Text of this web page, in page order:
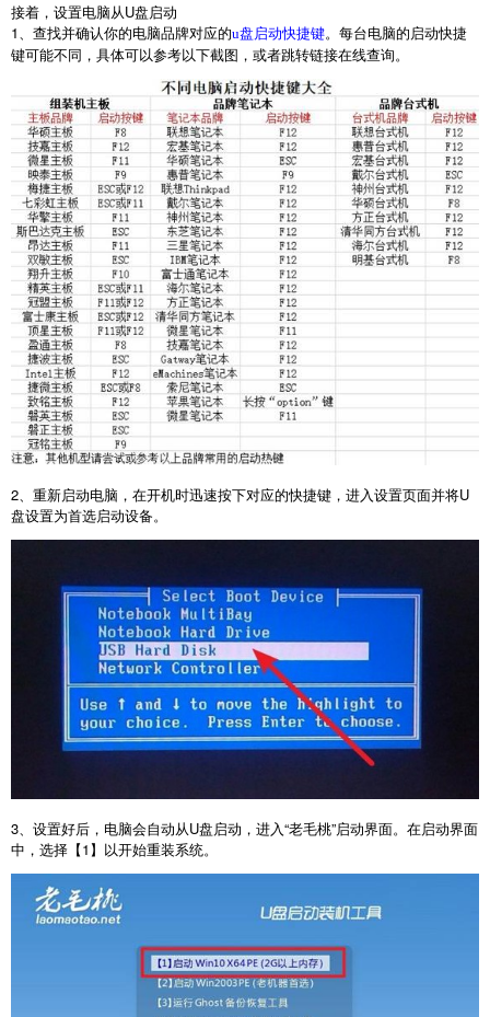
接着，设置电脑从U盘启动
1、查找并确认你的电脑品牌对应的u盘启动快捷键。每台电脑的启动快捷
键可能不同，具体可以参考以下截图，或者跳转链接在线查询。
2、重新启动电脑，在开机时迅速按下对应的快捷键，进入设置页面并将U
盘设置为首选启动设备。
3、设置好后，电脑会自动从U盘启动，进入“老毛桃”启动界面。在启动界面
中，选择【1】以开始重装系统。